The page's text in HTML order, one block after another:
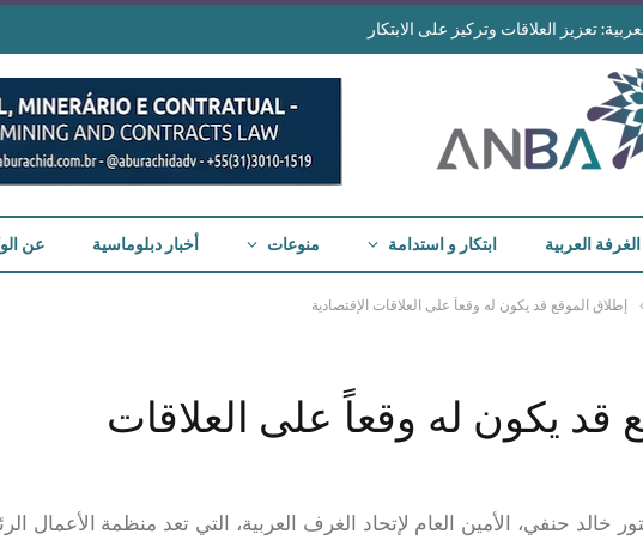
تعزيز العلاقات وتركيز على الابتكار
الغرفة العربية ابتكار و استدامة منوعات أخبار دبلوماسية عن
إطلاق الموقع قد يكون له وقعاً على العلاقات الإقتصادية
قد يكون له وقعاً على العلاقات
خالد حنفي، الأمين العام لإتحاد الغرف العربية، التي تعد منظمة الأعمال